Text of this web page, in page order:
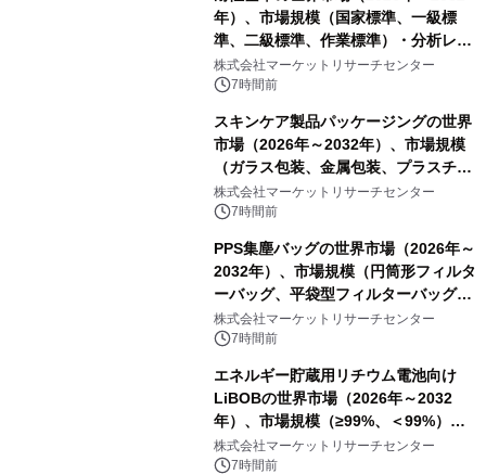
年）、市場規模（国家標準、一級標
準、二級標準、作業標準）・分析レポ
ートを発表
株式会社マーケットリサーチセンター
7時間前
スキンケア製品パッケージングの世界
市場（2026年～2032年）、市場規模
（ガラス包装、金属包装、プラスチッ
ク包装、その他）・分析レポートを発
表
株式会社マーケットリサーチセンター
7時間前
PPS集塵バッグの世界市場（2026年～
2032年）、市場規模（円筒形フィルタ
ーバッグ、平袋型フィルターバッグ、
プリーツフィルターバッグ、その
他）・分析レポートを発表
株式会社マーケットリサーチセンター
7時間前
エネルギー貯蔵用リチウム電池向け
LiBOBの世界市場（2026年～2032
年）、市場規模（≥99%、＜99%）・
分析レポートを発表
株式会社マーケットリサーチセンター
7時間前